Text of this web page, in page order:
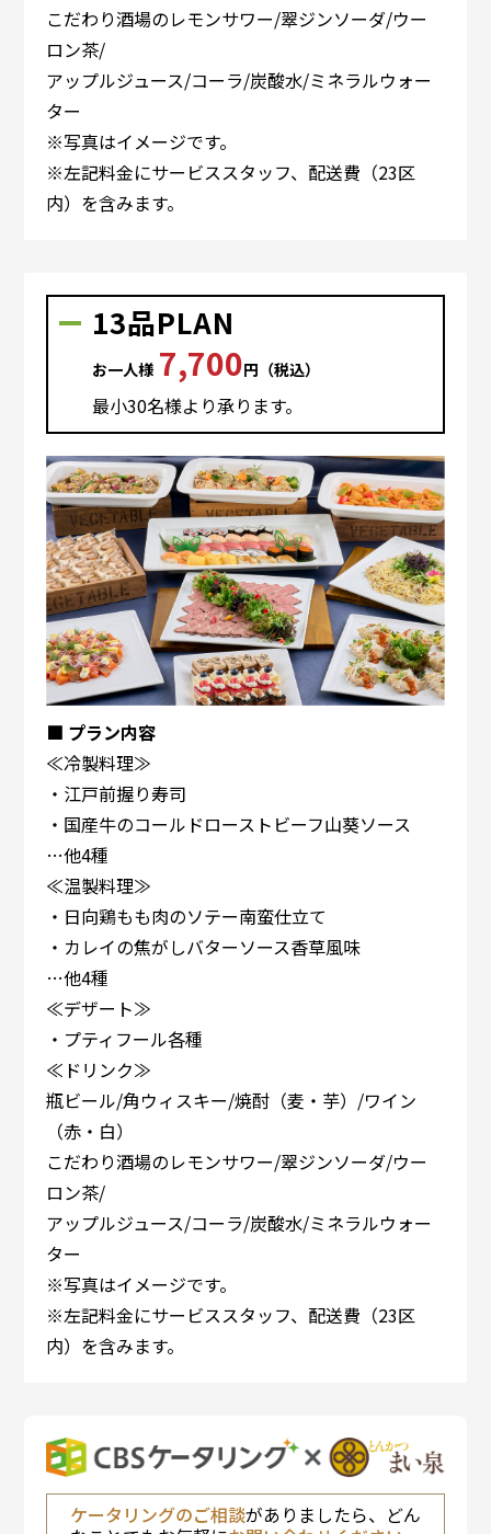
こだわり酒場のレモンサワー/翠ジンソーダ/ウー
ロン茶/
アップルジュース/コーラ/炭酸水/ミネラルウォー
ター
※写真はイメージです。
※左記料金にサービススタッフ、配送費（23区
内）を含みます。
13品PLAN
お⼀⼈様 7,700円（税込）
最⼩30名様より承ります。
■ プラン内容
≪冷製料理≫
・江戸前握り寿司
・国産牛のコールドローストビーフ山葵ソース
…他4種
≪温製料理≫
・日向鶏もも肉のソテー南蛮仕立て
・カレイの焦がしバターソース香草風味
…他4種
≪デザート≫
・プティフール各種
≪ドリンク≫
瓶ビール/角ウィスキー/焼酎（麦・芋）/ワイン
（赤・白）
こだわり酒場のレモンサワー/翠ジンソーダ/ウー
ロン茶/
アップルジュース/コーラ/炭酸水/ミネラルウォー
ター
※写真はイメージです。
※左記料金にサービススタッフ、配送費（23区
内）を含みます。
ケータリングのご相談がありましたら、どん